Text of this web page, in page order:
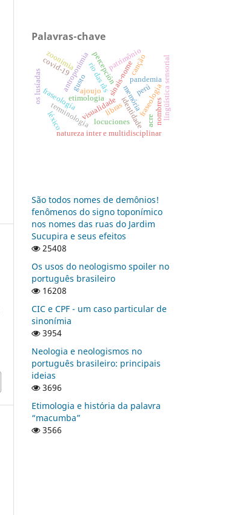
Palavras-chave
antroponímia sinais-nome
libras
visualidadeidentidadefraseologia
natureza inter e multidisciplinar
etimologia
terminologia lingüística sensorial
percepción
fraseología
locuciones
gusto pandemia
covid-19
ajoujo
léxico
memória
patrimônio
rio das rãs
zoonímia
acre
os lusíadas
nombres
perú
canção
São todos nomes de demônios!
fenômenos do signo toponímico
nos nomes das ruas do Jardim
Sucupira e seus efeitos
25408
Os usos do neologismo spoiler no
português brasileiro
16208
CIC e CPF - um caso particular de
sinonímia
3954
Neologia e neologismos no
português brasileiro: principais
ideias
3696
Etimologia e história da palavra
“macumba”
3566